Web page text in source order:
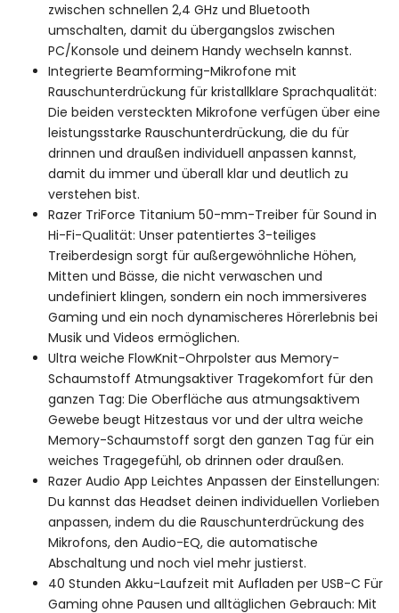
zwischen schnellen 2,4 GHz und Bluetooth
umschalten, damit du übergangslos zwischen
PC/Konsole und deinem Handy wechseln kannst.
Integrierte Beamforming-Mikrofone mit
Rauschunterdrückung für kristallklare Sprachqualität:
Die beiden versteckten Mikrofone verfügen über eine
leistungsstarke Rauschunterdrückung, die du für
drinnen und draußen individuell anpassen kannst,
damit du immer und überall klar und deutlich zu
verstehen bist.
Razer TriForce Titanium 50-mm-Treiber für Sound in
Hi-Fi-Qualität: Unser patentiertes 3-teiliges
Treiberdesign sorgt für außergewöhnliche Höhen,
Mitten und Bässe, die nicht verwaschen und
undefiniert klingen, sondern ein noch immersiveres
Gaming und ein noch dynamischeres Hörerlebnis bei
Musik und Videos ermöglichen.
Ultra weiche FlowKnit-Ohrpolster aus Memory-
Schaumstoff Atmungsaktiver Tragekomfort für den
ganzen Tag: Die Oberfläche aus atmungsaktivem
Gewebe beugt Hitzestaus vor und der ultra weiche
Memory-Schaumstoff sorgt den ganzen Tag für ein
weiches Tragegefühl, ob drinnen oder draußen.
Razer Audio App Leichtes Anpassen der Einstellungen:
Du kannst das Headset deinen individuellen Vorlieben
anpassen, indem du die Rauschunterdrückung des
Mikrofons, den Audio-EQ, die automatische
Abschaltung und noch viel mehr justierst.
40 Stunden Akku-Laufzeit mit Aufladen per USB-C Für
Gaming ohne Pausen und alltäglichen Gebrauch: Mit